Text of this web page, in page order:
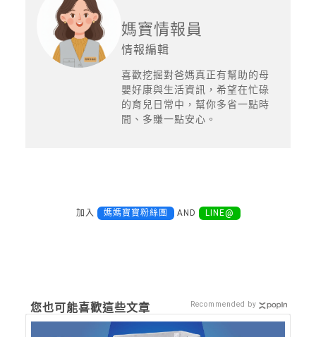
媽寶情報員
情報編輯
喜歡挖掘對爸媽真正有幫助的母
嬰好康與生活資訊，希望在忙碌
的育兒日常中，幫你多省一點時
間、多賺一點安心。
加入 媽媽寶寶粉絲團 AND LINE@
您也可能喜歡這些文章 Recommended by